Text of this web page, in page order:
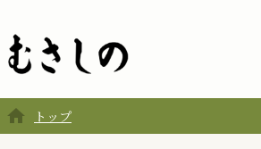
home トップ